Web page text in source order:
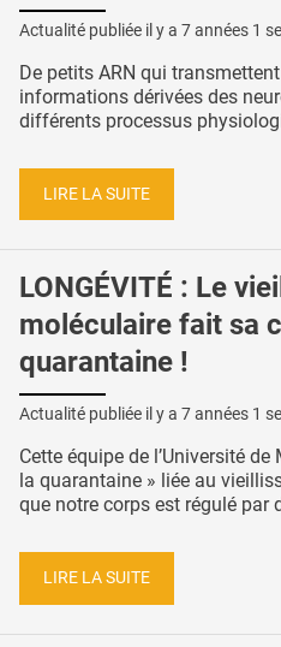
Actualité publiée il y a 7 années 1
De petits ARN qui
informations dérivées des
différents processus
LIRE LA SUITE
LONGÉVITÉ : Le
moléculaire fait sa
quarantaine !
Actualité publiée il y a 7 années 1
Cette équipe de l’Université
la quarantaine » liée au
que notre corps est régulé par
LIRE LA SUITE